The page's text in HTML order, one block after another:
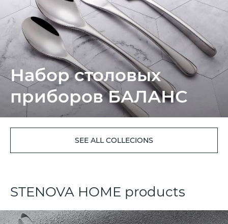
Набор столовых
приборов БАЛАНС
SEE ALL COLLECIONS
STENOVA HOME products